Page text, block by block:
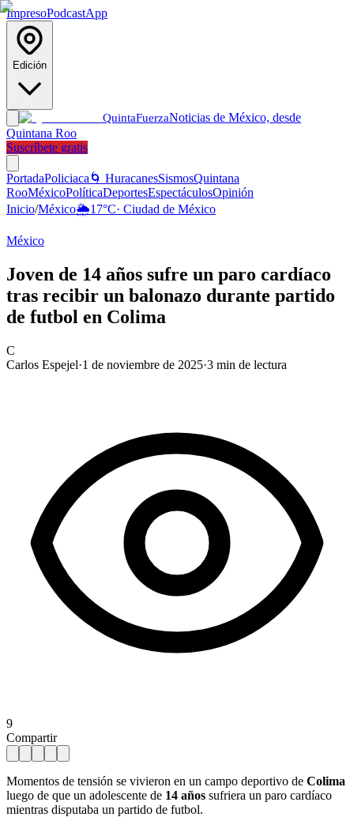
ImpresoPodcastApp
Edición
QuintaFuerzaNoticias de México, desde
Quintana Roo
Suscríbete gratis
PortadaPoliciaca 🌀 HuracanesSismosQuintana
RooMéxicoPolíticaDeportesEspectáculosOpinión
Inicio/México🌦️17°C· Ciudad de México
México
Joven de 14 años sufre un paro cardíaco
tras recibir un balonazo durante partido
de futbol en Colima
C
Carlos Espejel·1 de noviembre de 2025·3 min de lectura
9
Compartir
Momentos de tensión se vivieron en un campo deportivo de Colima
luego de que un adolescente de 14 años sufriera un paro cardíaco
mientras disputaba un partido de futbol.